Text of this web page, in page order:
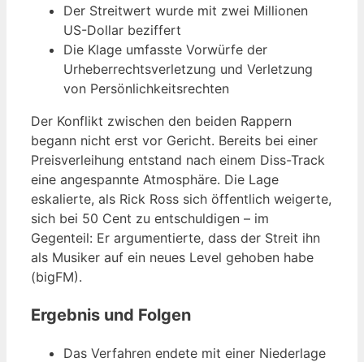
Der Streitwert wurde mit zwei Millionen
US-Dollar beziffert
Die Klage umfasste Vorwürfe der
Urheberrechtsverletzung und Verletzung
von Persönlichkeitsrechten
Der Konflikt zwischen den beiden Rappern
begann nicht erst vor Gericht. Bereits bei einer
Preisverleihung entstand nach einem Diss-Track
eine angespannte Atmosphäre. Die Lage
eskalierte, als Rick Ross sich öffentlich weigerte,
sich bei 50 Cent zu entschuldigen – im
Gegenteil: Er argumentierte, dass der Streit ihn
als Musiker auf ein neues Level gehoben habe
(bigFM).
Ergebnis und Folgen
Das Verfahren endete mit einer Niederlage